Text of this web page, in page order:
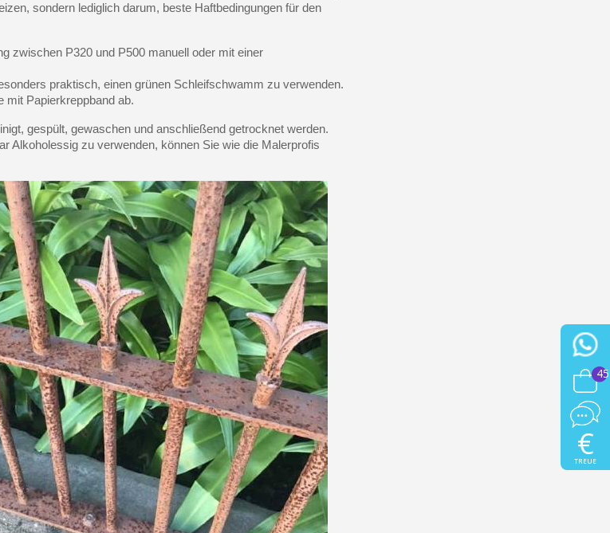
sondern lediglich darum, beste Haftbedingungen für den
zwischen P320 und P500 manuell oder mit einer
praktisch, einen grünen Schleifschwamm zu verwenden.
mit Papierkreppband ab.
gespült, gewaschen und anschließend getrocknet werden.
Alkoholessig zu verwenden, können Sie wie die Malerprofis
45
€
TREUE